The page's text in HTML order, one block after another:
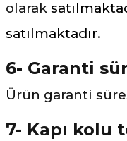
olarak
satılmaktadır.
6- Garanti
Ürün garanti
7- Kapı kolu